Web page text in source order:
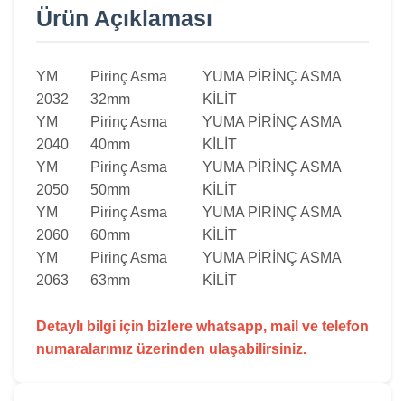
Ürün Açıklaması
YM
2032
Pirinç Asma
32mm
YUMA PİRİNÇ ASMA
KİLİT
YM
2040
Pirinç Asma
40mm
YUMA PİRİNÇ ASMA
KİLİT
YM
2050
Pirinç Asma
50mm
YUMA PİRİNÇ ASMA
KİLİT
YM
2060
Pirinç Asma
60mm
YUMA PİRİNÇ ASMA
KİLİT
YM
2063
Pirinç Asma
63mm
YUMA PİRİNÇ ASMA
KİLİT
Detaylı bilgi için bizlere whatsapp, mail ve telefon
numaralarımız üzerinden ulaşabilirsiniz.